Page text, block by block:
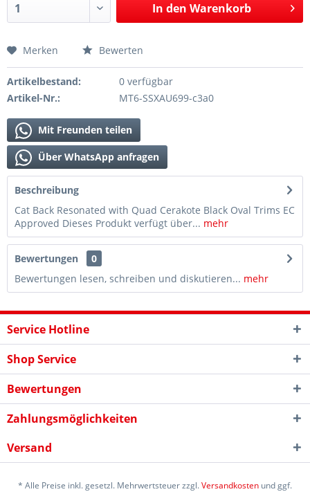
In den Warenkorb
Merken Bewerten
Artikelbestand:
0 verfügbar
Artikel-Nr.:
MT6-SSXAU699-c3a0
Mit Freunden teilen
Über WhatsApp anfragen
Beschreibung
Cat Back Resonated with Quad Cerakote Black Oval Trims EC
Approved Dieses Produkt verfügt über... mehr
Bewertungen
0
Bewertungen lesen, schreiben und diskutieren... mehr
Service Hotline
Shop Service
Bewertungen
Zahlungsmöglichkeiten
Versand
* Alle Preise inkl. gesetzl. Mehrwertsteuer zzgl.Versandkosten und ggf.